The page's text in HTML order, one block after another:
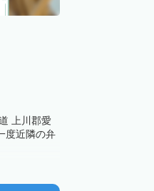
上川郡愛
度近隣の弁